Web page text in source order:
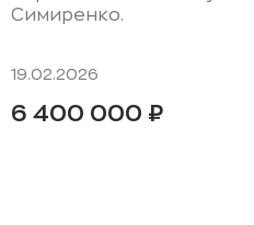
Симиренко.
19.02.2026
6 400 000 ₽